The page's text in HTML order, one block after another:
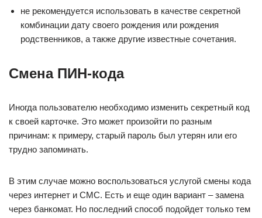
не рекомендуется использовать в качестве секретной
комбинации дату своего рождения или рождения
родственников, а также другие известные сочетания.
Смена ПИН-кода
Иногда пользователю необходимо изменить секретный код
к своей карточке. Это может произойти по разным
причинам: к примеру, старый пароль был утерян или его
трудно запоминать.
В этим случае можно воспользоваться услугой смены кода
через интернет и СМС. Есть и еще один вариант ‒ замена
через банкомат. Но последний способ подойдет только тем